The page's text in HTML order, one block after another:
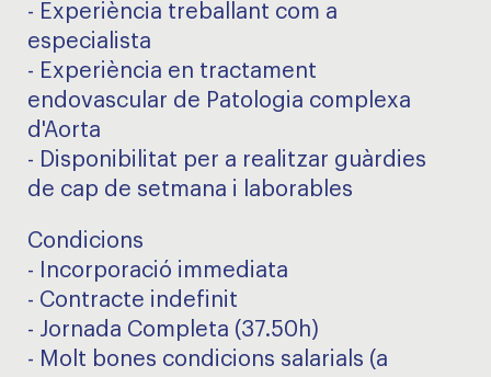
- Experiència treballant com a
especialista
- Experiència en tractament
endovascular de Patologia complexa
d'Aorta
- Disponibilitat per a realitzar guàrdies
de cap de setmana i laborables
Condicions
- Incorporació immediata
- Contracte indefinit
- Jornada Completa (37.50h)
- Molt bones condicions salarials (a